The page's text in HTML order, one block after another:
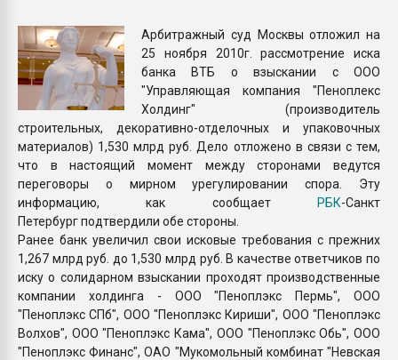
ПЕРЕЙТИ НА
Арбитражный суд Москвы отложил на
25 ноября 2010г. рассмотрение иска
банка ВТБ о взыскании с ООО
"Управляющая компания "Пеноплекс
Холдинг" (производитель
строительных, декоративно-отделочных и упаковочных
материалов) 1,530 млрд руб. Дело отложено в связи с тем,
что в настоящий момент между сторонами ведутся
переговоры о мирном урегулировании спора. Эту
информацию, как сообщает РБК-Санкт
Петербург подтвердили обе стороны.
Ранее банк увеличил свои исковые требования с прежних
1,267 млрд руб. до 1,530 млрд руб. В качестве ответчиков по
иску о солидарном взыскании проходят производственные
компании холдинга - ООО "Пеноплэкс Пермь", ООО
"Пеноплэкс СПб", ООО "Пеноплэкс Кириши", ООО "Пеноплэкс
Волхов", ООО "Пеноплэкс Кама", ООО "Пеноплэкс Обь", ООО
"Пеноплэкс Финанс", ОАО "Мукомольный комбинат "Невская